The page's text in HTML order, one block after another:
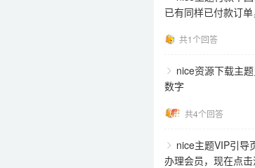
已有同样已付款订单
共1个回答
nice资源下载主
数字
共4个回答
nice主题VIP引导
办理会员，现在点